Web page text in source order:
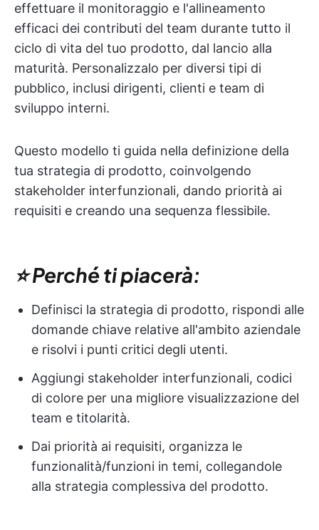
effettuare il monitoraggio e l'allineamento
efficaci dei contributi del team durante tutto il
ciclo di vita del tuo prodotto, dal lancio alla
maturità. Personalizzalo per diversi tipi di
pubblico, inclusi dirigenti, clienti e team di
sviluppo interni.
Questo modello ti guida nella definizione della
tua strategia di prodotto, coinvolgendo
stakeholder interfunzionali, dando priorità ai
requisiti e creando una sequenza flessibile.
⭐ Perché ti piacerà:
Definisci la strategia di prodotto, rispondi alle
domande chiave relative all'ambito aziendale
e risolvi i punti critici degli utenti.
Aggiungi stakeholder interfunzionali, codici
di colore per una migliore visualizzazione del
team e titolarità.
Dai priorità ai requisiti, organizza le
funzionalità/funzioni in temi, collegandole
alla strategia complessiva del prodotto.